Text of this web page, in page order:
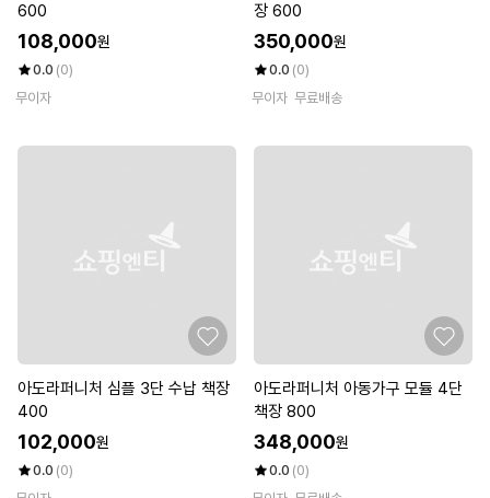
600
108,000원
0.0 (0)
무이자
장 600
350,000원
0.0 (0)
무이자 무료배송
아도라퍼니처 심플 3단 수납 책장
400
102,000원
0.0 (0)
아도라퍼니처 아동가구 모듈 4단
책장 800
348,000원
0.0 (0)